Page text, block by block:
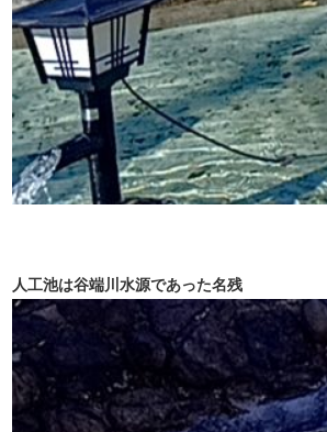
人工池は谷端川水源であった名残